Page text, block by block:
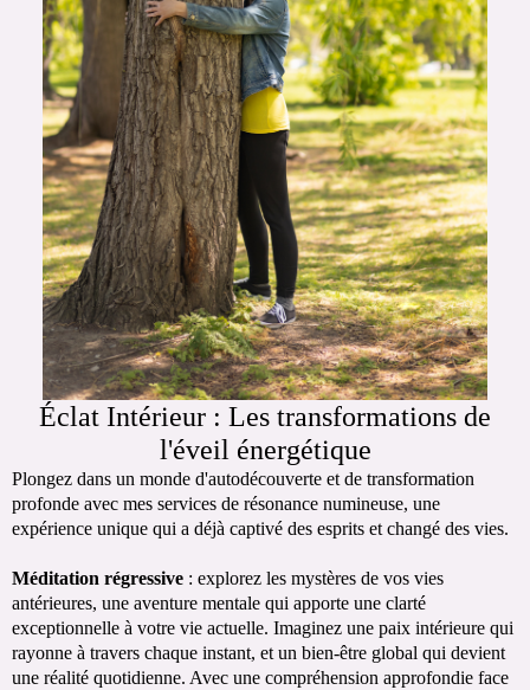
Éclat Intérieur : Les transformations de
l'éveil énergétique
Plongez dans un monde d'autodécouverte et de transformation
profonde avec mes services de résonance numineuse, une
expérience unique qui a déjà captivé des esprits et changé des vies.
Méditation régressive : explorez les mystères de vos vies
antérieures, une aventure mentale qui apporte une clarté
exceptionnelle à votre vie actuelle. Imaginez une paix intérieure qui
rayonne à travers chaque instant, et un bien-être global qui devient
une réalité quotidienne. Avec une compréhension approfondie face